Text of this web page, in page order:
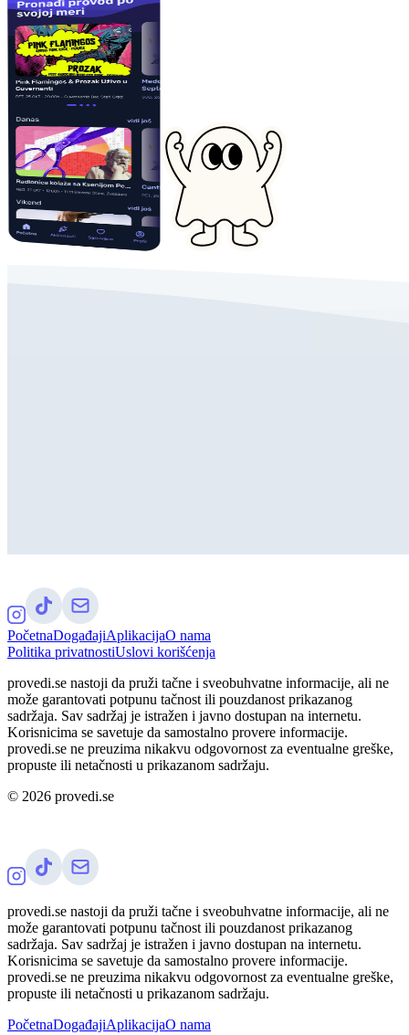
PočetnaDogađajiAplikacijaO nama
Politika privatnostiUslovi korišćenja
provedi.se nastoji da pruži tačne i sveobuhvatne informacije, ali ne
može garantovati potpunu tačnost ili pouzdanost prikazanog
sadržaja. Sav sadržaj je istražen i javno dostupan na internetu.
Korisnicima se savetuje da samostalno provere informacije.
provedi.se ne preuzima nikakvu odgovornost za eventualne greške,
propuste ili netačnosti u prikazanom sadržaju.
© 2026 provedi.se
provedi.se nastoji da pruži tačne i sveobuhvatne informacije, ali ne
može garantovati potpunu tačnost ili pouzdanost prikazanog
sadržaja. Sav sadržaj je istražen i javno dostupan na internetu.
Korisnicima se savetuje da samostalno provere informacije.
provedi.se ne preuzima nikakvu odgovornost za eventualne greške,
propuste ili netačnosti u prikazanom sadržaju.
PočetnaDogađajiAplikacijaO nama